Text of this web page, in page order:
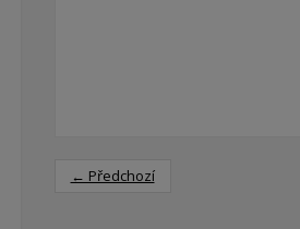
← Předchozí